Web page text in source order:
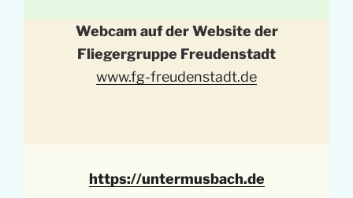
Webcam auf der Website der
Fliegergruppe Freudenstadt
www.fg-freudenstadt.de
https://untermusbach.de